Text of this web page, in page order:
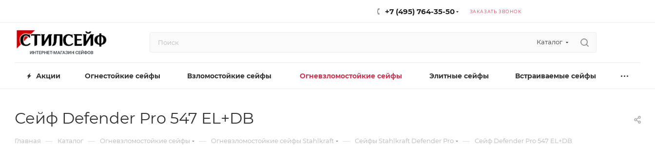
+7 (495) 764-35-50 ЗАКАЗАТЬ ЗВОНОК
Каталог
Акции Огнестойкие сейфы Взломостойкие сейфы Огневзломостойкие сейфы Элитные сейфы Встраиваемые сейфы
Сейф Defender Pro 547 EL+DB
Главная — Каталог — Огневзломостойкие сейфы — Огневзломостойкие сейфы Stahlkraft — Сейфы Stahlkraft Defender Pro — Сейф Defender Pro 547 EL+DB